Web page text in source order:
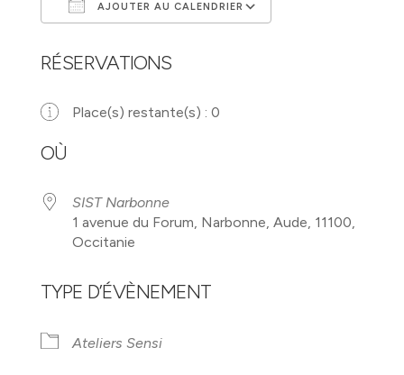
AJOUTER AU CALENDRIER
RÉSERVATIONS
Place(s) restante(s) : 0
OÙ
SIST Narbonne
1 avenue du Forum, Narbonne, Aude, 11100,
Occitanie
TYPE D’ÉVÈNEMENT
Ateliers Sensi